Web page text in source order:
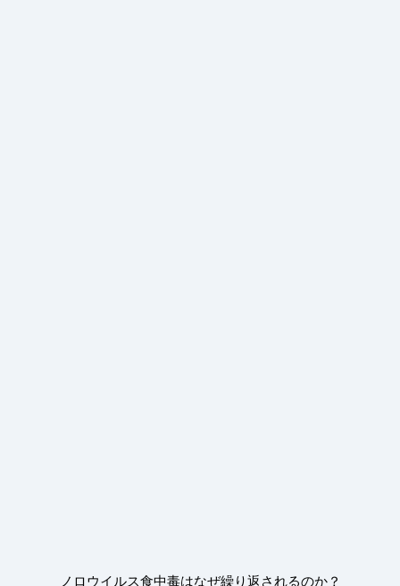
ノロウイルス食中毒はなぜ繰り返されるのか？